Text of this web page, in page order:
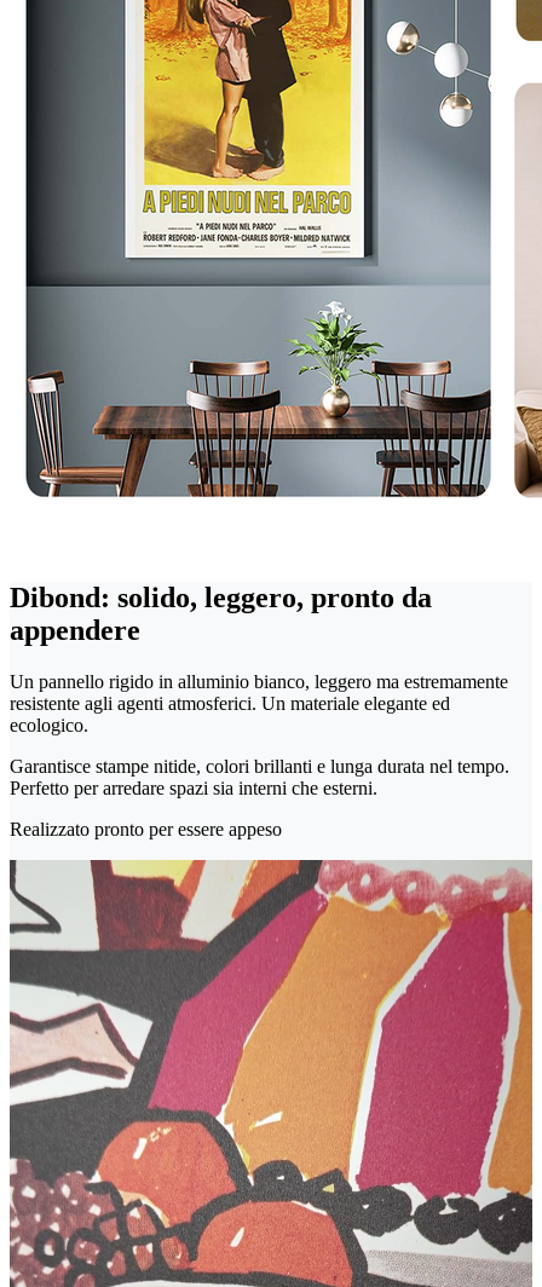
Dibond: solido, leggero, pronto da
appendere
Un pannello rigido in alluminio bianco, leggero ma estremamente
resistente agli agenti atmosferici. Un materiale elegante ed
ecologico.
Garantisce stampe nitide, colori brillanti e lunga durata nel tempo.
Perfetto per arredare spazi sia interni che esterni.
Realizzato pronto per essere appeso